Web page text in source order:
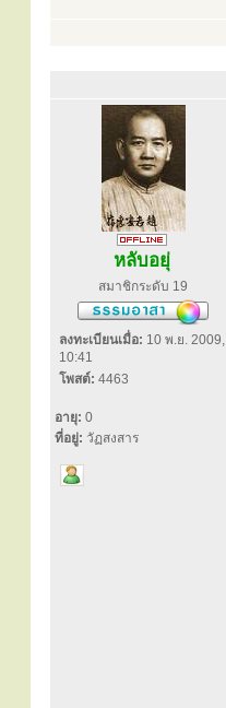
หลับอยุ่
สมาชิกระดับ 19
ลงทะเบียนเมื่อ: 10 พ.ย. 2009,
10:41
โพสต์: 4463
อายุ: 0
ที่อยู่: วัฏสงสาร